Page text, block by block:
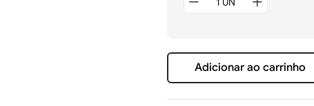
Adicionar ao carrinho